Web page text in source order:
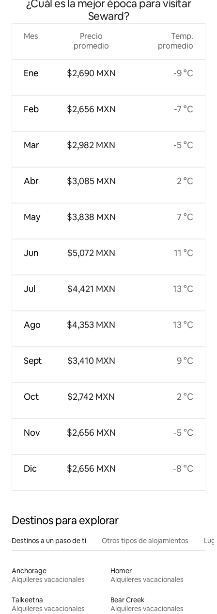
¿Cuál es la mejor época para visitar
Seward?
Mes
Ene
Feb
Mar
Abr
May
Jun
Jul
Ago
Sept
Oct
Nov
Dic
Precio
promedio
$2,690 MXN
$2,656 MXN
$2,982 MXN
$3,085 MXN
$3,838 MXN
$5,072 MXN
$4,421 MXN
$4,353 MXN
$3,410 MXN
$2,742 MXN
$2,656 MXN
$2,656 MXN
Temp.
promedio
-9 °C
-7 °C
-5 °C
2 °C
7 °C
11 °C
13 °C
13 °C
9 °C
2 °C
-5 °C
-8 °C
Destinos para explorar
Destinos a un paso de ti Otros tipos de alojamientos
Anchorage
Alquileres vacacionales
Homer
Alquileres vacacionales
Talkeetna
Alquileres vacacionales
Bear Creek
Alquileres vacacionales